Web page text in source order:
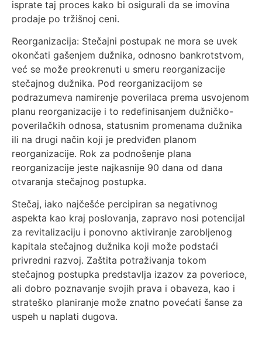
isprate taj proces kako bi osigurali da se imovina
prodaje po tržišnoj ceni.
Reorganizacija: Stečajni postupak ne mora se uvek
okončati gašenjem dužnika, odnosno bankrotstvom,
već se može preokrenuti u smeru reorganizacije
stečajnog dužnika. Pod reorganizacijom se
podrazumeva namirenje poverilaca prema usvojenom
planu reorganizacije i to redefinisanjem dužničko-
poverilačkih odnosa, statusnim promenama dužnika
ili na drugi način koji je predviđen planom
reorganizacije. Rok za podnošenje plana
reorganizacije jeste najkasnije 90 dana od dana
otvaranja stečajnog postupka.
Stečaj, iako najčešće percipiran sa negativnog
aspekta kao kraj poslovanja, zapravo nosi potencijal
za revitalizaciju i ponovno aktiviranje zarobljenog
kapitala stečajnog dužnika koji može podstaći
privredni razvoj. Zaštita potraživanja tokom
stečajnog postupka predstavlja izazov za poverioce,
ali dobro poznavanje svojih prava i obaveza, kao i
strateško planiranje može znatno povećati šanse za
uspeh u naplati dugova.